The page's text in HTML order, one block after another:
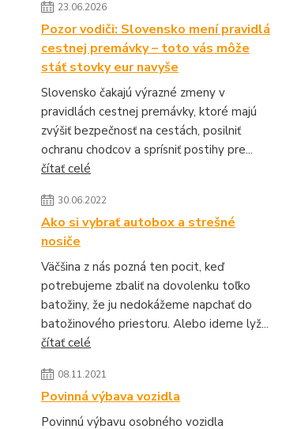
23.06.2026
Pozor vodiči: Slovensko mení pravidlá
cestnej premávky – toto vás môže
stáť stovky eur navyše
Slovensko čakajú výrazné zmeny v
pravidlách cestnej premávky, ktoré majú
zvýšiť bezpečnosť na cestách, posilniť
ochranu chodcov a sprísniť postihy pre...
čítať celé
30.06.2022
Ako si vybrať autobox a strešné
nosiče
Väčšina z nás pozná ten pocit, keď
potrebujeme zbaliť na dovolenku toľko
batožiny, že ju nedokážeme napchať do
batožinového priestoru. Alebo ideme lyž...
čítať celé
08.11.2021
Povinná výbava vozidla
Povinnú výbavu osobného vozidla